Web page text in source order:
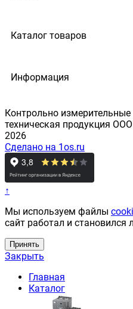
Каталог товаров
Информация
Контрольно
техническая продукция
2026
Сделано на 1os.ru
↑
Мы используем файлы
сайт работал и становился
Принять
Закрыть
Главная
Каталог